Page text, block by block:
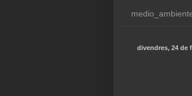
divendres, 24 de